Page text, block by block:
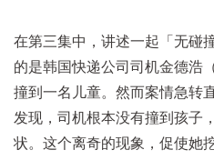
在第三集中，讲述一起「无碰
的是韩国快递公司司机金德浩
撞到一名儿童。然而案情急转
发现，司机根本没有撞到孩子
状。这个离奇的现象，促使她